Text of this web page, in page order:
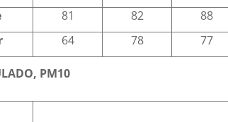
81 82 88
64 78 77
PM10